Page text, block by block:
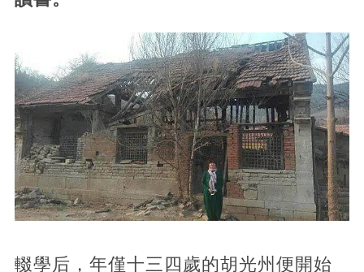
輟學后，年僅十三四歲的胡光州便開始